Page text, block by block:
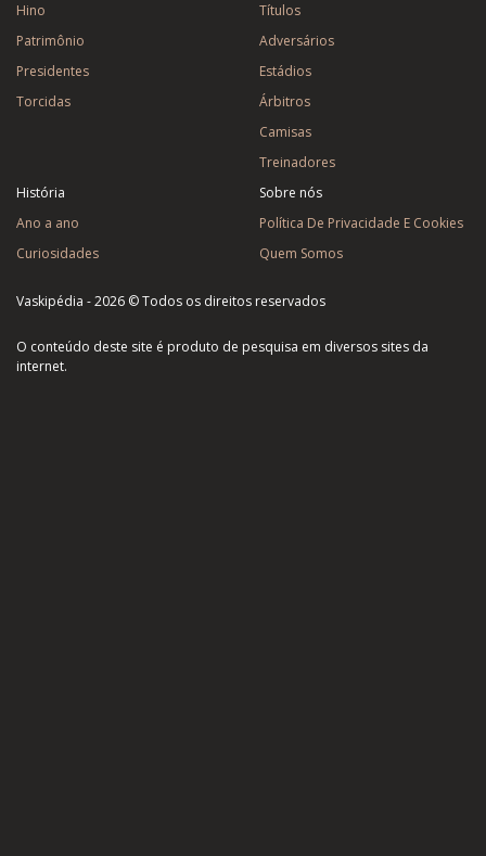
Hino
Patrimônio
Presidentes
Torcidas
Títulos
Adversários
Estádios
Árbitros
Camisas
Treinadores
História
Ano a ano
Curiosidades
Sobre nós
Política De Privacidade E Cookies
Quem Somos
Vaskipédia - 2026 © Todos os direitos reservados
O conteúdo deste site é produto de pesquisa em diversos sites da
internet.